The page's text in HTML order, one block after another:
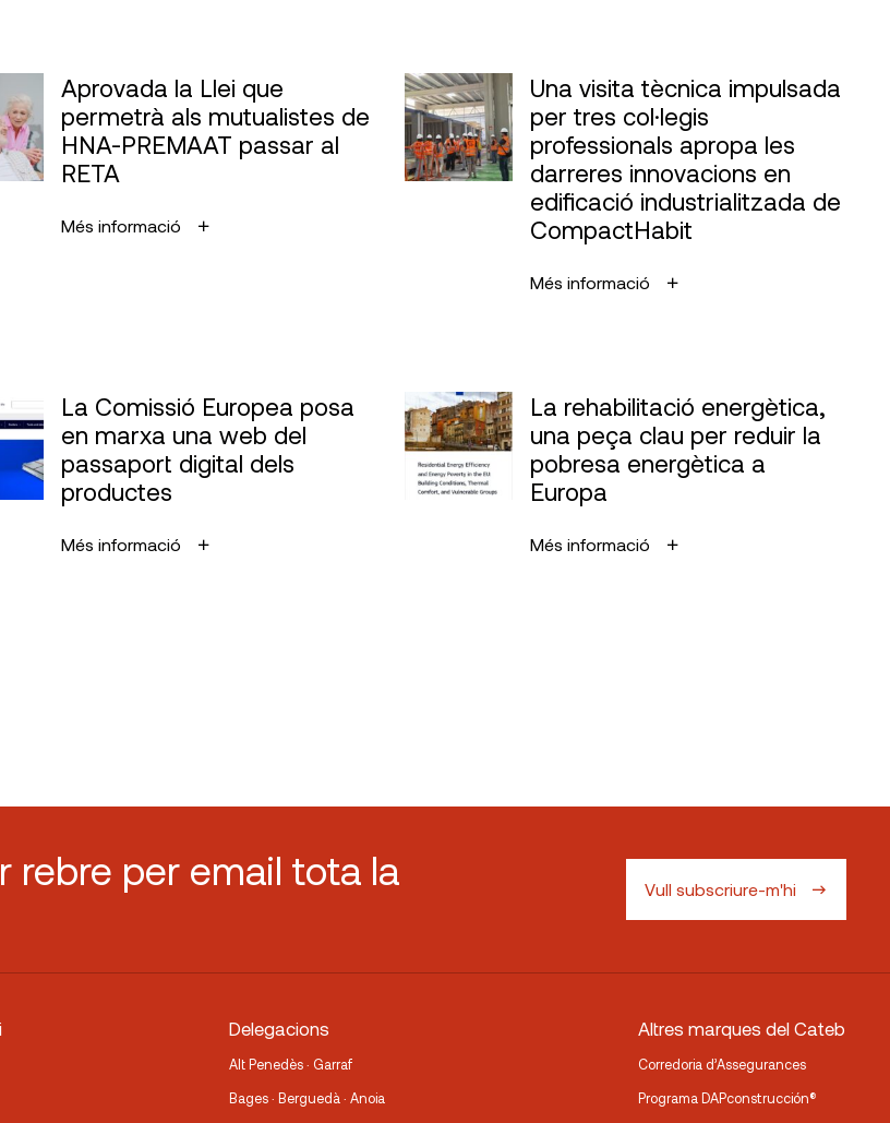
Aprovada la Llei que
permetrà als mutualistes de
HNA-PREMAAT passar al
RETA
Més informació
Una visita tècnica impulsada
per tres col·legis
professionals apropa les
darreres innovacions en
edificació industrialitzada de
CompactHabit
Més informació
La Comissió Europea posa
en marxa una web del
passaport digital dels
productes
Més informació
La rehabilitació energètica,
una peça clau per reduir la
pobresa energètica a
Europa
Més informació
rebre per email tota la
Vull subscriure-m'hi
Delegacions
Alt Penedès · Garraf
Bages · Berguedà · Anoia
Altres marques del Cateb
Corredoria d’Assegurances
Programa DAPconstrucción®